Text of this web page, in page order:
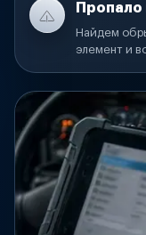
Пропало
Найдем
элемент и